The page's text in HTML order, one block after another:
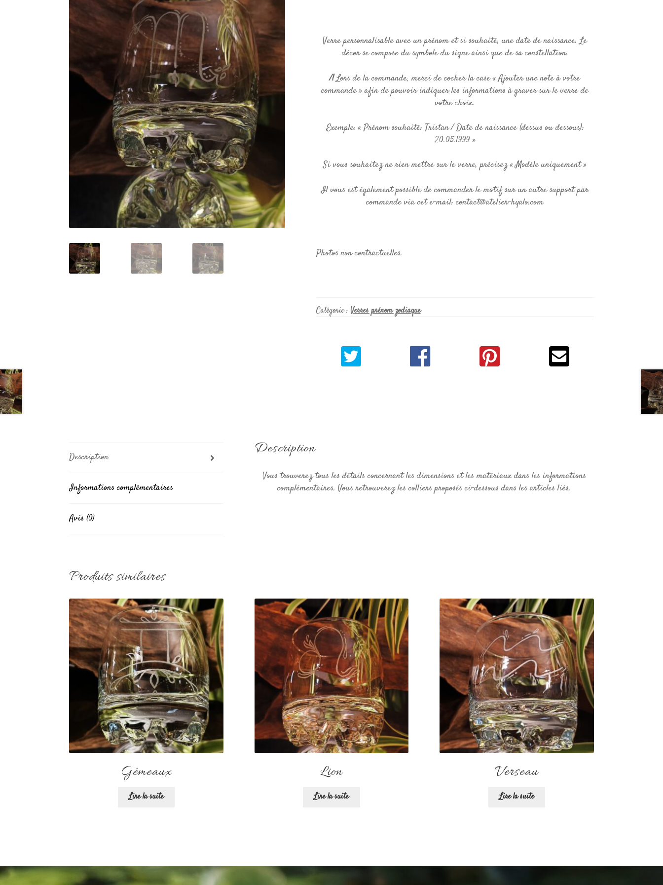
Verre personnalisable avec un prénom et si souhaité, une date de naissance. Le
décor se compose du symbole du signe ainsi que de sa constellation.
/!Lors de la commande, merci de cocher la case « Ajouter une note à votre
commande » afin de pouvoir indiquer les informations à graver sur le verre de
votre choix.
Exemple: « Prénom souhaité: Tristan / Date de naissance (dessus ou dessous):
20.05.1999 »
Si vous souhaitez ne rien mettre sur le verre, précisez « Modèle uniquement »
Il vous est également possible de commander le motif sur un autre support par
commande via cet e-mail: contact@atelier-hyalo.com
Photos non contractuelles.
Catégorie :Verres prénom zodiaque
Description
Informations complémentaires
Avis (0)
Description
Vous trouverez tous les détails concernant les dimensions et les matériaux dans les informations
complémentaires. Vous retrouverez les colliers proposés ci-dessous dans les articles liés.
Produits similaires
Gémeaux
Lire la suite
Lion
Lire la suite
Verseau
Lire la suite